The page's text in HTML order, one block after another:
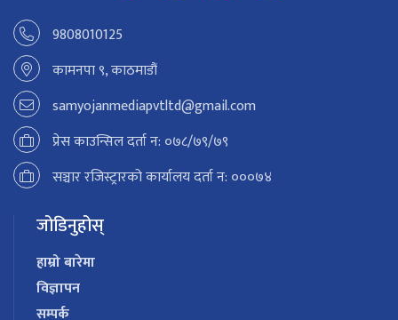
9808010125
कामनपा ९, काठमाडौं
samyojanmediapvtltd@gmail.com
प्रेस काउन्सिल दर्ता न: ०७८/७९/७९
सञ्चार रजिस्ट्रारको कार्यालय दर्ता न: ०००७४
जोडिनुहोस्
हाम्रो बारेमा
विज्ञापन
सम्पर्क